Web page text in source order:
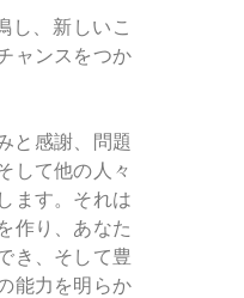
し、新しいこ
ャンスをつか
と感謝、問題
して他の人々
ます。それは
作り、あなた
き、そして豊
能力を明らか